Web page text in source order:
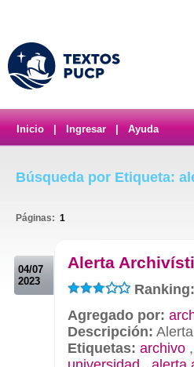
Inicio Ingresar Ayuda
Búsqueda por Etiqueta:
Páginas: 1
04/07
2023
Alerta
Agregado por:
Descripción:
Etiquetas: archivo ,